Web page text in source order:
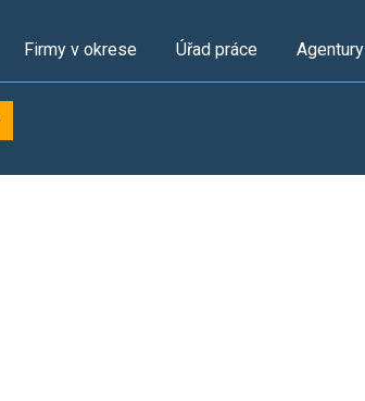
Firmy v okrese Úřad práce Agentury